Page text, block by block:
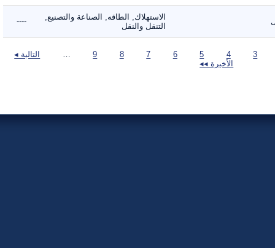
الاستهلاك, الطاقه, الصناعة والتصنيع,
التنقل والنقل
----
التالية ◂
الأخيرة ◂◂